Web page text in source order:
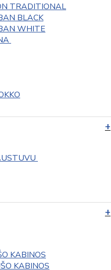
TRADITIONAL
BLACK
WHITE
KABINOS
KABINOS